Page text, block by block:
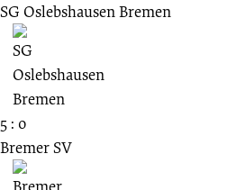
SG Oslebshausen Bremen
5 : 0
Bremer SV